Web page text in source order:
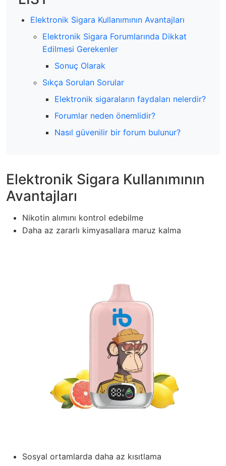
Elektronik Sigara Kullanımının Avantajları
Elektronik Sigara Forumlarında Dikkat
Edilmesi Gerekenler
Sonuç Olarak
Sıkça Sorulan Sorular
Elektronik sigaraların faydaları nelerdir?
Forumlar neden önemlidir?
Nasıl güvenilir bir forum bulunur?
Elektronik Sigara Kullanımının
Avantajları
Nikotin alımını kontrol edebilme
Daha az zararlı kimyasallara maruz kalma
Sosyal ortamlarda daha az kısıtlama